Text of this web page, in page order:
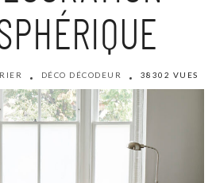
DÉCO DÉCODEUR 38302 VUES